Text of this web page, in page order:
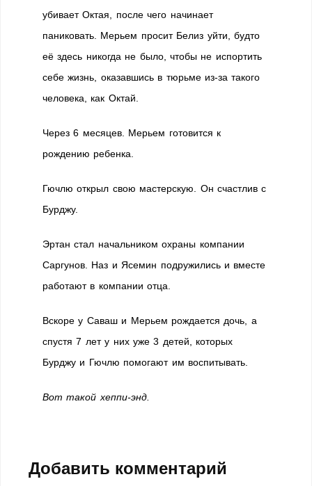
убивает Октая, после чего начинает
паниковать. Мерьем просит Белиз уйти, будто
её здесь никогда не было, чтобы не испортить
себе жизнь, оказавшись в тюрьме из-за такого
человека, как Октай.
Через 6 месяцев. Мерьем готовится к
рождению ребенка.
Гючлю открыл свою мастерскую. Он счастлив с
Бурджу.
Эртан стал начальником охраны компании
Саргунов. Наз и Ясемин подружились и вместе
работают в компании отца.
Вскоре у Саваш и Мерьем рождается дочь, а
спустя 7 лет у них уже 3 детей, которых
Бурджу и Гючлю помогают им воспитывать.
Вот такой хеппи-энд.
Добавить комментарий